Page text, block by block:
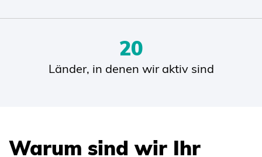
24
Länder, in denen wir aktiv sind
Warum sind wir Ihr